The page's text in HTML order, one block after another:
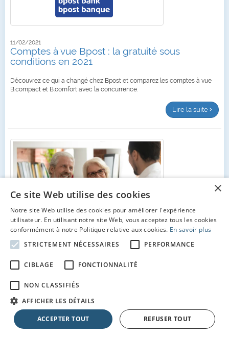
11/02/2021
Comptes à vue Bpost : la gratuité sous
conditions en 2021
Découvrez ce qui a changé chez Bpost et comparez les comptes à vue
B.compact et B.comfort avec la concurrence.
Lire la suite
11/02/2021
Disparition des agences bancaires et des
automates à virement
Des franges entières de la population sont exclues et précarisées.
Lire la suite
×
Ce site Web utilise des cookies
Notre site Web utilise des cookies pour améliorer l'expérience
utilisateur. En utilisant notre site Web, vous acceptez tous les cookies
conformément à notre Politique relative aux cookies. En savoir plus
STRICTEMENT NÉCESSAIRES
PERFORMANCE
CIBLAGE FONCTIONNALITÉ
NON CLASSIFIÉS
AFFICHER LES DÉTAILS
ACCEPTER TOUT REFUSER TOUT